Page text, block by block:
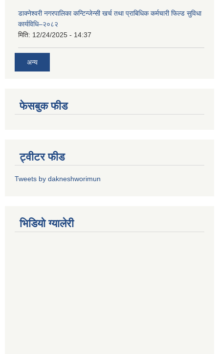
डाक्नेश्वरी नगरपालिका कन्टिन्जेन्सी खर्च तथा प्राबिधिक कर्मचारी फिल्ड सुविधा
कार्यविधि–२०८२
मिति: 12/24/2025 - 14:37
अन्य
फेसबुक फीड
ट्वीटर फीड
Tweets by dakneshworimun
भिडियाे ग्यालेरी